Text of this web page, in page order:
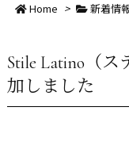
Home > 新着情
Stile Latino（
加しました